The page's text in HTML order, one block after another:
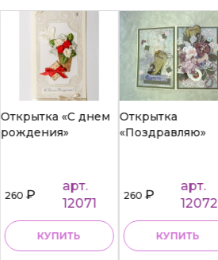
Открытка «С днем
рождения»
260₽
арт.
12071
КУПИТЬ
Открытка
«Поздравляю»
260₽
арт.
12072
КУПИТЬ